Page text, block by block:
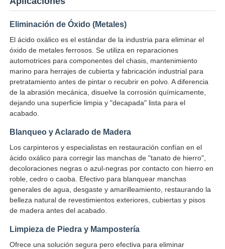
Eliminación de Óxido (Metales)
El ácido oxálico es el estándar de la industria para eliminar el
óxido de metales ferrosos. Se utiliza en reparaciones
automotrices para componentes del chasis, mantenimiento
marino para herrajes de cubierta y fabricación industrial para
pretratamiento antes de pintar o recubrir en polvo. A diferencia
de la abrasión mecánica, disuelve la corrosión químicamente,
dejando una superficie limpia y "decapada" lista para el
acabado.
Blanqueo y Aclarado de Madera
Los carpinteros y especialistas en restauración confían en el
ácido oxálico para corregir las manchas de "tanato de hierro",
decoloraciones negras o azul-negras por contacto con hierro en
roble, cedro o caoba. Efectivo para blanquear manchas
generales de agua, desgaste y amarilleamiento, restaurando la
belleza natural de revestimientos exteriores, cubiertas y pisos
de madera antes del acabado.
Limpieza de Piedra y Mampostería
Ofrece una solución segura pero efectiva para eliminar